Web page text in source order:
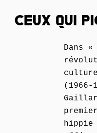
CEUX QUI
Dans
hippie